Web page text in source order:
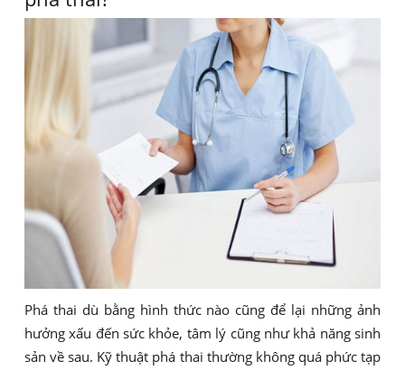
Phá thai dù bằng hình thức nào cũng để lại những ảnh
hưởng xấu đến sức khỏe, tâm lý cũng như khả năng sinh
sản về sau. Kỹ thuật phá thai thường không quá phức tạp